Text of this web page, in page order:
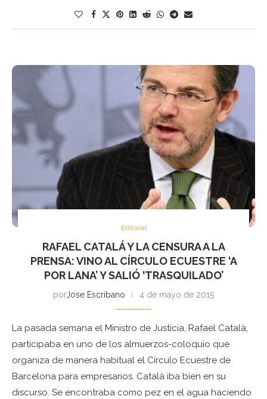
Editorial
RAFAEL CATALÁ Y LA CENSURA A LA
PRENSA: VINO AL CÍRCULO ECUESTRE ‘A
POR LANA’ Y SALIÓ ‘TRASQUILADO’
porJose Escribano 4 de mayo de 2015
La pasada semana el Ministro de Justicia, Rafael Català,
participaba en uno de los almuerzos-coloquio que
organiza de manera habitual el Círculo Ecuestre de
Barcelona para empresarios. Català iba bien en su
discurso. Se encontraba como pez en el agua haciendo